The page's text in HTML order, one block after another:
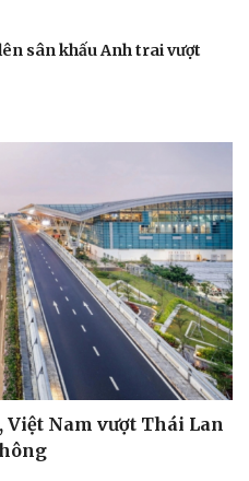
sân khấu Anh trai vượt
Việt Nam vượt Thái Lan